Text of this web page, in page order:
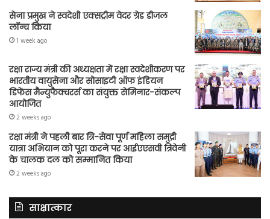
सेना प्रमुख ने स्वदेशी एक्सट्रीम वेदर ग्रेड डीजल
लॉन्च किया
1 week ago
रक्षा राज्य मंत्री की अध्यक्षता में रक्षा स्वदेशीकरण पर
भारतीय वायुसेना और सोसाइटी ऑफ इंडियन
डिफेंस मैन्युफैक्चरर्स का संयुक्त सेमिनार-संकल्प
आयोजित
2 weeks ago
रक्षा मंत्री ने पहली बार त्रि-सेवा पूर्ण महिला समुद्री
यात्रा अभियान को पूरा करने पर आईएएसवी त्रिवेनी
के चालक दल को सम्मानित किया
2 weeks ago
साक्षात्कार